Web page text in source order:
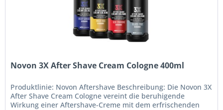
Novon 3X After Shave Cream Cologne 400ml
Produktlinie: Novon Aftershave Beschreibung: Die Novon 3X
After Shave Cream Cologne vereint die beruhigende
Wirkung einer Aftershave-Creme mit dem erfrischenden